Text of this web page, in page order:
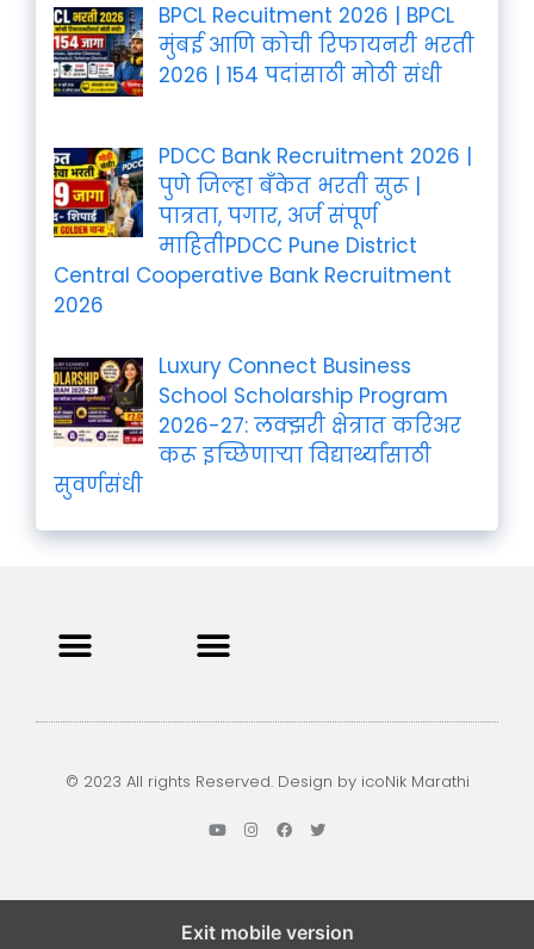
BPCL Recuitment 2026 | BPCL
मुंबई आणि कोची रिफायनरी भरती
2026 | 154 पदांसाठी मोठी संधी
PDCC Bank Recruitment 2026 |
पुणे जिल्हा बँकेत भरती सुरू |
पात्रता, पगार, अर्ज संपूर्ण
माहितीPDCC Pune District
Central Cooperative Bank Recruitment
2026
Luxury Connect Business
School Scholarship Program
2026-27: लक्झरी क्षेत्रात करिअर
करू इच्छिणाऱ्या विद्यार्थ्यांसाठी
सुवर्णसंधी
© 2023 All rights Reserved. Design by icoNik Marathi
Exit mobile version